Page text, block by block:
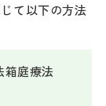
て以下の方法
箱庭療法